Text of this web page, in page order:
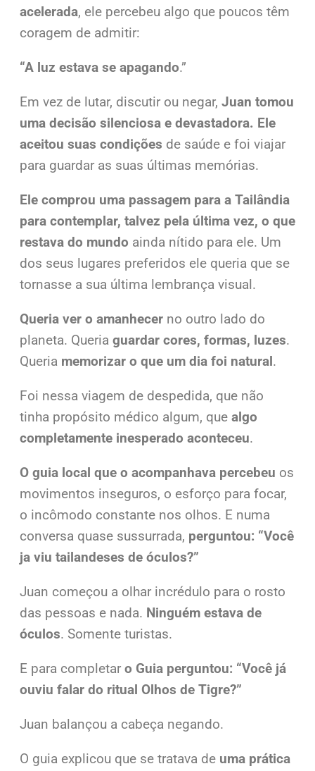
acelerada, ele percebeu algo que poucos têm
coragem de admitir:
“A luz estava se apagando.”
Em vez de lutar, discutir ou negar, Juan tomou
uma decisão silenciosa e devastadora. Ele
aceitou suas condições de saúde e foi viajar
para guardar as suas últimas memórias.
Ele comprou uma passagem para a Tailândia
para contemplar, talvez pela última vez, o que
restava do mundo ainda nítido para ele. Um
dos seus lugares preferidos ele queria que se
tornasse a sua última lembrança visual.
Queria ver o amanhecer no outro lado do
planeta. Queria guardar cores, formas, luzes.
Queria memorizar o que um dia foi natural.
Foi nessa viagem de despedida, que não
tinha propósito médico algum, que algo
completamente inesperado aconteceu.
O guia local que o acompanhava percebeu os
movimentos inseguros, o esforço para focar,
o incômodo constante nos olhos. E numa
conversa quase sussurrada, perguntou: “Você
ja viu tailandeses de óculos?”
Juan começou a olhar incrédulo para o rosto
das pessoas e nada. Ninguém estava de
óculos. Somente turistas.
E para completar o Guia perguntou: “Você já
ouviu falar do ritual Olhos de Tigre?”
Juan balançou a cabeça negando.
O guia explicou que se tratava de uma prática